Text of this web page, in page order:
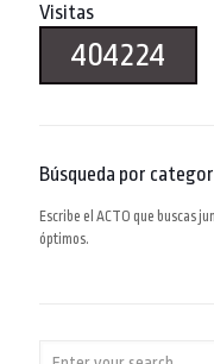
Visitas
404224
Búsqueda por
Escribe el ACTO que buscas
óptimos.